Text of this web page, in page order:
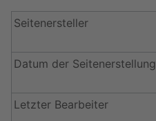
Seitenersteller
Datum der Seitenerstellung
Letzter Bearbeiter